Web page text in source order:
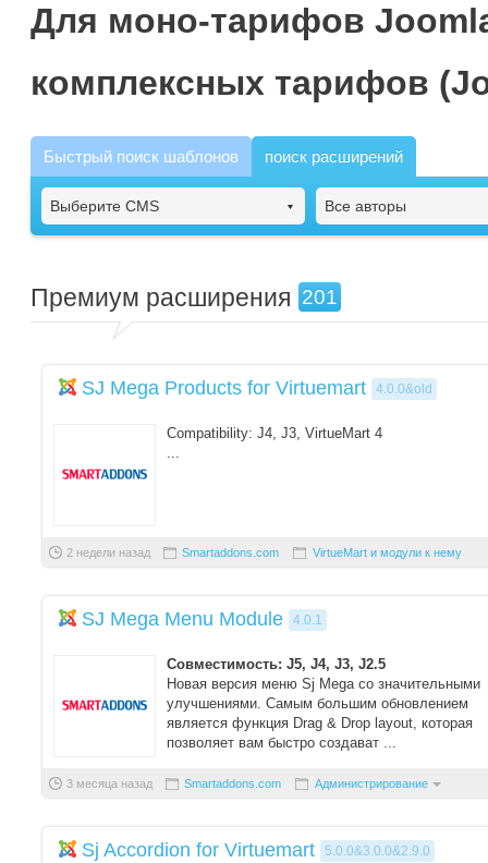
Для моно-тарифов
комплексных тарифов
Быстрый поиск шаблонов поиск расширений
Выберите CMS Все авторы
Премиум расширения 201
SJ Mega Products for Virtuemart 4.0.0&old
Compatibility: J4, J3, VirtueMart 4
...
2 недели назад Smartaddons.com VirtueMart и модули к нему
SJ Mega Menu Module 4.0.1
Совместимость: J5, J4, J3, J2.5
Новая версия меню Sj Mega со значительными
улучшениями. Самым большим обновлением
является функция Drag & Drop layout, которая
позволяет вам быстро создават ...
3 месяца назад Smartaddons.com Администрирование
Sj Accordion for Virtuemart 5.0.0&3.0.0&2.9.0